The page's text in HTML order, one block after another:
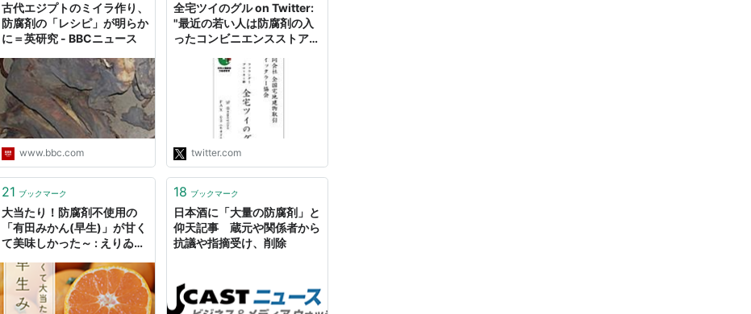
古代エジプトのミイラ作り、
防腐剤の「レシピ」が明らか
に＝英研究 - BBCニュース
www.bbc.com
全宅ツイのグル on Twitter:
"最近の若い人は防腐剤の入
ったコンビニエンスストアの
彼らが死んでも彼らの死体は
腐らない。初めて入った和食
屋さんで、そう話す大将に頷
きながら刺身定食を食べてい
ます。帰りたい。"
twitter.com
21 ブックマーク
大当たり！防腐剤不使用の
「有田みかん(早生)」が甘く
て美味しかった～ : えりゐの
Powered by ライブドアブロ
グ
18 ブックマーク
日本酒に「大量の防腐剤」と
仰天記事 蔵元や関係者から
抗議や指摘受け、削除